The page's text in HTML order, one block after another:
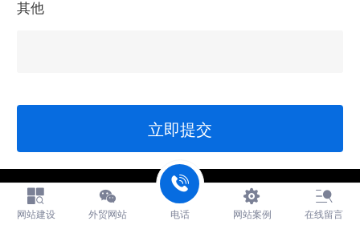
其他
立即提交
Copyright © 2015-2025 深圳创盟时代科技有限公司 版权所有‍
创盟商城网站建设提供技术支持
网站建设 外贸网站 电话 网站案例 在线留言